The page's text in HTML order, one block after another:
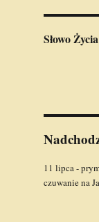
Słowo Życia
11 lipca -
czuwanie na